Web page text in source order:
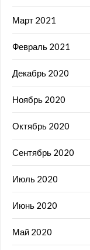
Март 2021
Февраль 2021
Декабрь 2020
Ноябрь 2020
Октябрь 2020
Сентябрь 2020
Июль 2020
Июнь 2020
Май 2020